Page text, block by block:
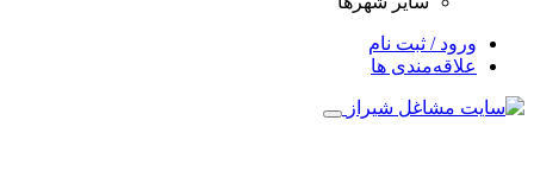
ورود / ثبت نام
علاقه‌مندی ها